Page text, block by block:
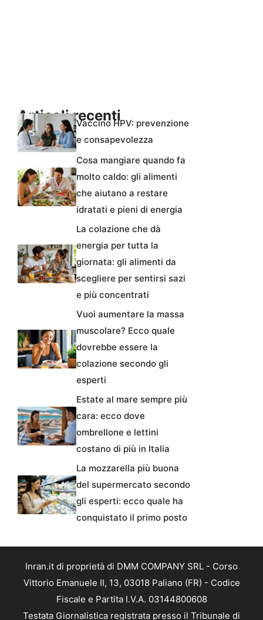
Articoli recentiVaccino HPV: prevenzione
e consapevolezza
Cosa mangiare quando fa
molto caldo: gli alimenti
che aiutano a restare
idratati e pieni di energia
La colazione che dà
energia per tutta la
giornata: gli alimenti da
scegliere per sentirsi sazi
e più concentrati
Vuoi aumentare la massa
muscolare? Ecco quale
dovrebbe essere la
colazione secondo gli
esperti
Estate al mare sempre più
cara: ecco dove
ombrellone e lettini
costano di più in Italia
La mozzarella più buona
del supermercato secondo
gli esperti: ecco quale ha
conquistato il primo posto
Inran.it di proprietà di DMM COMPANY SRL - Corso
Vittorio Emanuele II, 13, 03018 Paliano (FR) - Codice
Fiscale e Partita I.V.A. 03144800608
Testata Giornalistica registrata presso il Tribunale di